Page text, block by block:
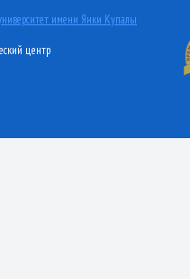
имени Янки Купалы
центр